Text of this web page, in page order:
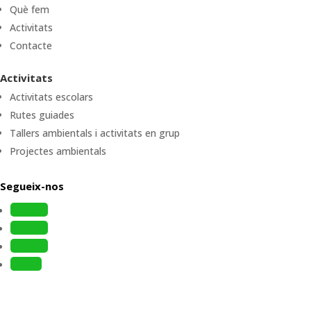
Què fem
Activitats
Contacte
Activitats
Activitats escolars
Rutes guiades
Tallers ambientals i activitats en grup
Projectes ambientals
Segueix-nos
Follow
Follow
Follow
Follow